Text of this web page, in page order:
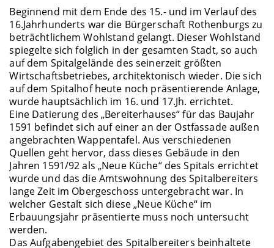
Beginnend mit dem Ende des 15.- und im Verlauf des
16.Jahrhunderts war die Bürgerschaft Rothenburgs zu
beträchtlichem Wohlstand gelangt. Dieser Wohlstand
spiegelte sich folglich in der gesamten Stadt, so auch
auf dem Spitalgelände des seinerzeit größten
Wirtschaftsbetriebes, architektonisch wieder. Die sich
auf dem Spitalhof heute noch präsentierende Anlage,
wurde hauptsächlich im 16. und 17.Jh. errichtet.
Eine Datierung des „Bereiterhauses“ für das Baujahr
1591 befindet sich auf einer an der Ostfassade außen
angebrachten Wappentafel. Aus verschiedenen
Quellen geht hervor, dass dieses Gebäude in den
Jahren 1591/92 als „Neue Küche“ des Spitals errichtet
wurde und das die Amtswohnung des Spitalbereiters
lange Zeit im Obergeschoss untergebracht war. In
welcher Gestalt sich diese „Neue Küche“ im
Erbauungsjahr präsentierte muss noch untersucht
werden.
Das Aufgabengebiet des Spitalbereiters beinhaltete